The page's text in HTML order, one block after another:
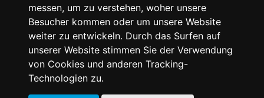
messen, um zu verstehen, woher unsere
Besucher kommen oder um unsere Website
weiter zu entwickeln. Durch das Surfen auf
unserer Website stimmen Sie der Verwendung
von Cookies und anderen Tracking-
Technologien zu.